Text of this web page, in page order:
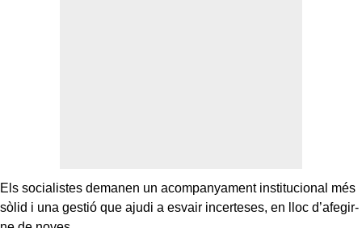
Els socialistes demanen un acompanyament institucional més
sòlid i una gestió que ajudi a esvair incerteses, en lloc d’afegir-